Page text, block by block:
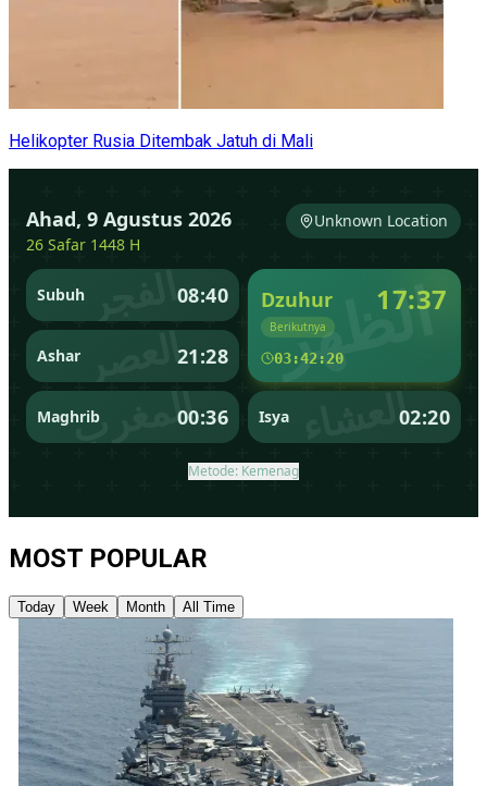
Helikopter Rusia Ditembak Jatuh di Mali
MOST POPULAR
Today Week Month All Time